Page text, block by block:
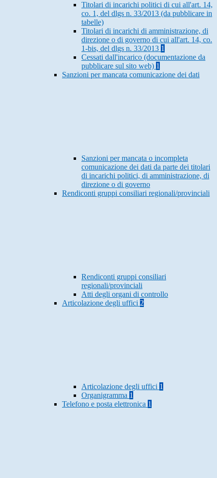
Titolari di incarichi politici di cui all'art. 14,
co. 1, del dlgs n. 33/2013 (da pubblicare in
tabelle)
Titolari di incarichi di amministrazione, di
direzione o di governo di cui all'art. 14, co.
1-bis, del dlgs n. 33/2013 1
Cessati dall'incarico (documentazione da
pubblicare sul sito web) 1
Sanzioni per mancata comunicazione dei dati
Sanzioni per mancata o incompleta
comunicazione dei dati da parte dei titolari
di incarichi politici, di amministrazione, di
direzione o di governo
Rendiconti gruppi consiliari regionali/provinciali
Rendiconti gruppi consiliari
regionali/provinciali
Atti degli organi di controllo
Articolazione degli uffici 2
Articolazione degli uffici 1
Organigramma 1
Telefono e posta elettronica 1